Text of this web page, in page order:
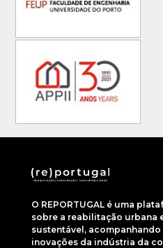
O REPORTUGAL é uma
sobre a reabilitação urbana
sustentável, acompanhando
inovações da indústria da